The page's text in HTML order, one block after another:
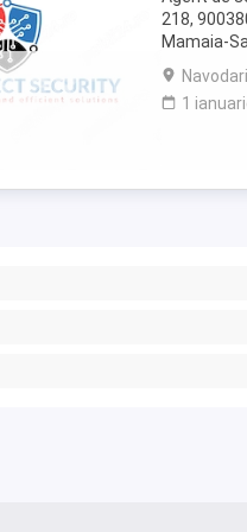
218,
Mamaia-
inscrisuri
1